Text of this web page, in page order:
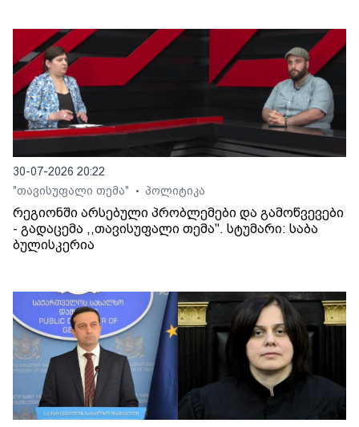
30-07-2026 20:22
"თავისუფალი თემა"
• პოლიტიკა
რეგიონში არსებული პრობლემები და გამოწვევები
- გადაცემა ,,თავისუფალი თემა". სტუმარი: საბა
ბულისკერია